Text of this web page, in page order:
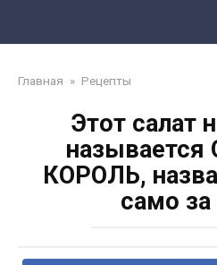
Главная » Рецепты
Этот салат
КОРОЛЬ,
само за